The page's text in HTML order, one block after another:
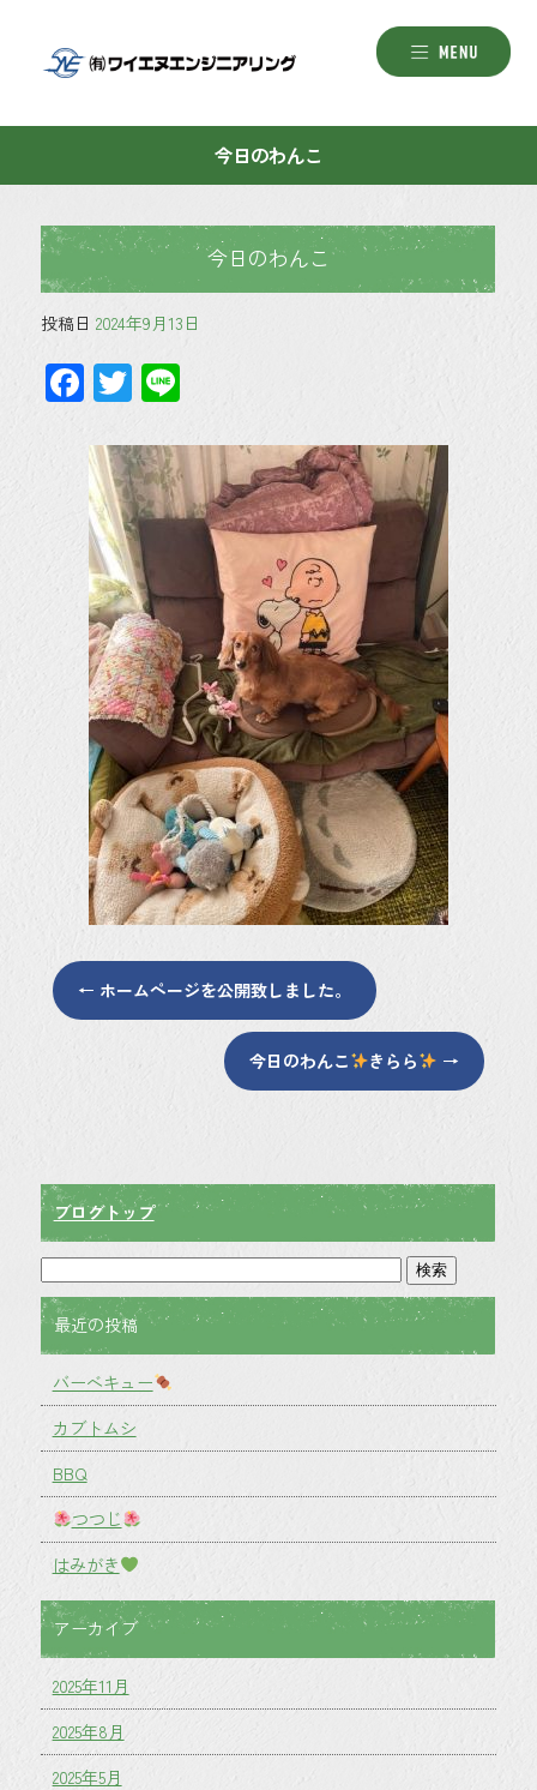
今日のわんこ
今日のわんこ
投稿日 2024年9月13日
F
ac
e
b
o
ok
T
wi
tt
er
Li
← ホームページを公開致しました。
今日のわんこ きらら →
ブログトップ
最近の投稿
バーベキュー
カブトムシ
BBQ
つつじ
はみがき
アーカイブ
2025年11月
2025年8月
2025年5月